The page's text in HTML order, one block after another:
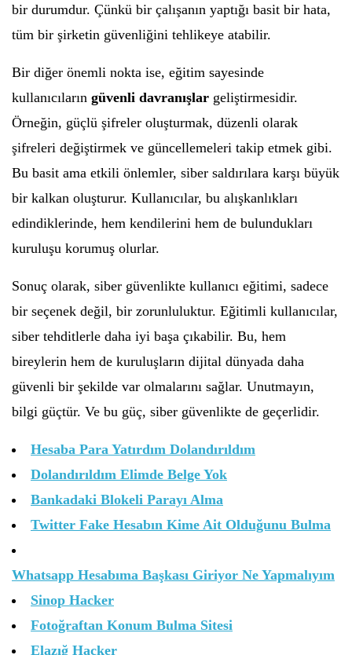
bir durumdur. Çünkü bir çalışanın yaptığı basit bir hata,
tüm bir şirketin güvenliğini tehlikeye atabilir.
Bir diğer önemli nokta ise, eğitim sayesinde
kullanıcıların güvenli davranışlar geliştirmesidir.
Örneğin, güçlü şifreler oluşturmak, düzenli olarak
şifreleri değiştirmek ve güncellemeleri takip etmek gibi.
Bu basit ama etkili önlemler, siber saldırılara karşı büyük
bir kalkan oluşturur. Kullanıcılar, bu alışkanlıkları
edindiklerinde, hem kendilerini hem de bulundukları
kuruluşu korumuş olurlar.
Sonuç olarak, siber güvenlikte kullanıcı eğitimi, sadece
bir seçenek değil, bir zorunluluktur. Eğitimli kullanıcılar,
siber tehditlerle daha iyi başa çıkabilir. Bu, hem
bireylerin hem de kuruluşların dijital dünyada daha
güvenli bir şekilde var olmalarını sağlar. Unutmayın,
bilgi güçtür. Ve bu güç, siber güvenlikte de geçerlidir.
Hesaba Para Yatırdım Dolandırıldım
Dolandırıldım Elimde Belge Yok
Bankadaki Blokeli Parayı Alma
Twitter Fake Hesabın Kime Ait Olduğunu Bulma
Whatsapp Hesabıma Başkası Giriyor Ne Yapmalıyım
Sinop Hacker
Fotoğraftan Konum Bulma Sitesi
Elazığ Hacker